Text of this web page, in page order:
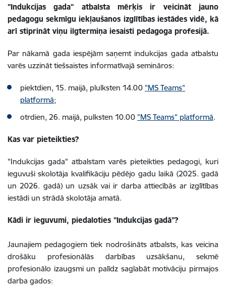
"Indukcijas gada" atbalsta mērķis ir veicināt jauno
pedagogu sekmīgu iekļaušanos izglītības iestādes vidē, kā
arī stiprināt viņu ilgtermiņa iesaisti pedagoga profesijā.
Par nākamā gada iespējām saņemt indukcijas gada atbalstu
varēs uzzināt tiešsaistes informatīvajā semināros:
piektdien, 15. maijā, plulksten 14.00 "MS Teams"
platformā;
otrdien, 26. maijā, pulksten 10.00 "MS Teams" platformā.
Kas var pieteikties?
"Indukcijas gada" atbalstam varēs pieteikties pedagogi, kuri
ieguvuši skolotāja kvalifikāciju pēdējo gadu laikā (2025. gadā
un 2026. gadā) un uzsāk vai ir darba attiecībās ar izglītības
iestādi un strādā skolotāja amatā.
Kādi ir ieguvumi, piedaloties "Indukcijas gadā"?
Jaunajiem pedagogiem tiek nodrošināts atbalsts, kas veicina
drošāku profesionālās darbības uzsākšanu, sekmē
profesionālo izaugsmi un palīdz saglabāt motivāciju pirmajos
darba gados: